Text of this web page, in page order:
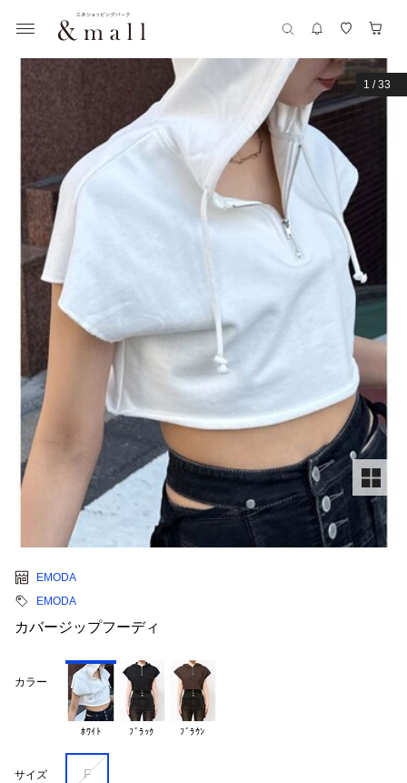
1 /33
EMODA
EMODA
カバージップフーディ
カラー
ﾎﾜｲﾄ ﾌﾞﾗｯｸ ﾌﾞﾗｳﾝ
サイズ F